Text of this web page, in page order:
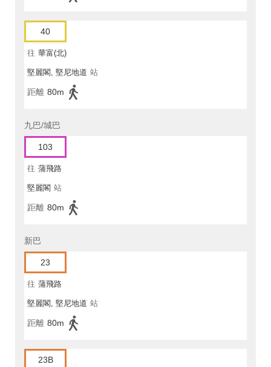
40
往 華富(北)
堅麗閣, 堅尼地道 站
距離 80m
九巴/城巴
103
往 蒲飛路
堅麗閣 站
距離 80m
新巴
23
往 蒲飛路
堅麗閣, 堅尼地道 站
距離 80m
23B